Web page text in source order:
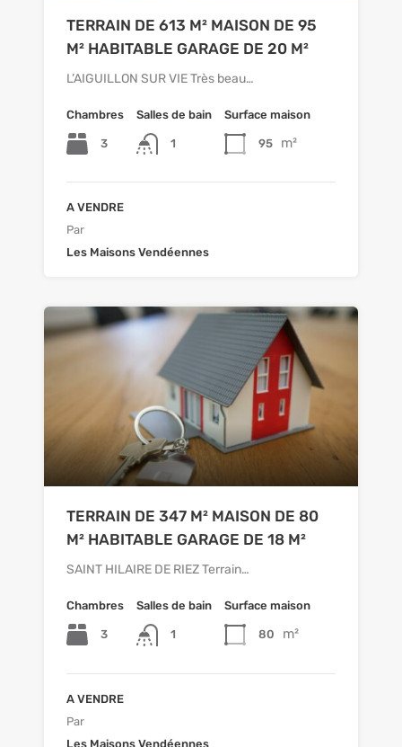
TERRAIN DE 613 M² MAISON DE 95
M² HABITABLE GARAGE DE 20 M²
L’AIGUILLON SUR VIE Très beau…
Chambres
3
Salles de bain
1
Surface maison
95 m²
A VENDRE
Par
Les Maisons Vendéennes
TERRAIN DE 347 M² MAISON DE 80
M² HABITABLE GARAGE DE 18 M²
SAINT HILAIRE DE RIEZ Terrain…
Chambres
3
Salles de bain
1
Surface maison
80 m²
A VENDRE
Par
Les Maisons Vendéennes